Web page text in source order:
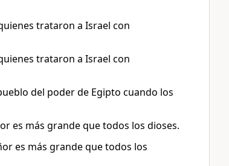
trataron a Israel con
trataron a Israel con
del poder de Egipto cuando los
es más grande que todos los dioses.
es más grande que todos los